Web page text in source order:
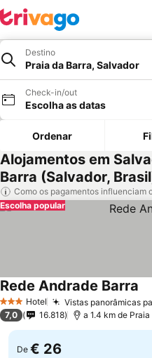
Destino
Praia da Barra, Salvador
Check-in/out
Escolha as datas
Ordenar
Alojamentos em
Barra (Salvador,
Como os pagamentos influenciam
Escolha popular
3 EstrelasHotel Vistas panorâmicas
Rede Andrade Barra
7,0 16.818 a 1.4 km de Praia
De € 26